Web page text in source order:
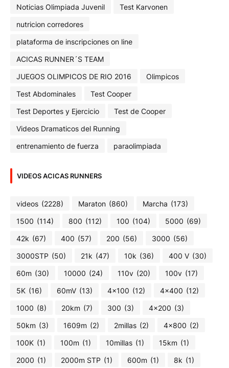
Noticias Olimpiada Juvenil
Test Karvonen
nutricion corredores
plataforma de inscripciones on line
ACICAS RUNNER´S TEAM
JUEGOS OLIMPICOS DE RIO 2016
Olimpicos
Test Abdominales
Test Cooper
Test Deportes y Ejercicio
Test de Cooper
Videos Dramaticos del Running
entrenamiento de fuerza
paraolimpiada
VIDEOS ACICAS RUNNERS
videos (2228) Maraton (860) Marcha (173)
1500 (114) 800 (112) 100 (104) 5000 (69)
42k (67) 400 (57) 200 (56) 3000 (56)
3000STP (50) 21k (47) 10k (36) 400 V (30)
60m (30) 10000 (24) 110v (20) 100v (17)
5K (16) 60mV (13) 4x100 (12) 4x400 (12)
1000 (8) 20km (7) 300 (3) 4x200 (3)
50km (3) 1609m (2) 2millas (2) 4x800 (2)
100K (1) 100m (1) 10millas (1) 15km (1)
2000 (1) 2000m STP (1) 600m (1) 8k (1)